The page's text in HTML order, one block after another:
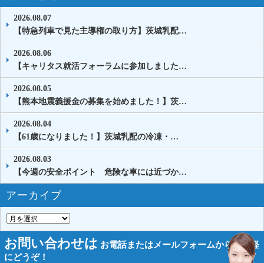
2026.08.07
【特急列車で見た主導権の取り方】茨城乳配…
2026.08.06
【キャリタス就活フォーラムに参加しました…
2026.08.05
【熊本地震義援金の募集を始めました！】茨…
2026.08.04
【61歳になりました！】茨城乳配の冷凍・…
2026.08.03
【今週の安全ポイント 危険な車には近づか…
アーカイブ
お問い合わせは お電話またはメールフォームからお気軽
にどうぞ！